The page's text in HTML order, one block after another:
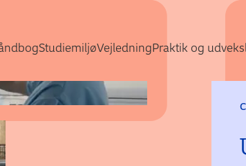
Gå direkte til
StudiemiljøVejledningPraktik og